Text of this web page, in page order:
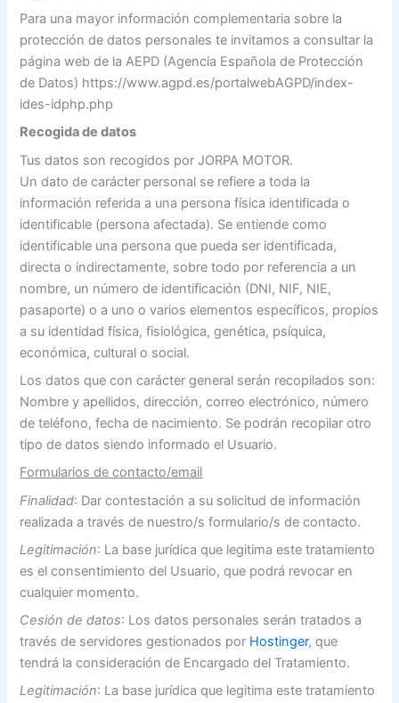
Para una mayor información complementaria sobre la
protección de datos personales te invitamos a consultar la
página web de la AEPD (Agencia Española de Protección
de Datos) https://www.agpd.es/portalwebAGPD/index-
ides-idphp.php
Recogida de datos
Tus datos son recogidos por JORPA MOTOR.
Un dato de carácter personal se refiere a toda la
información referida a una persona física identificada o
identificable (persona afectada). Se entiende como
identificable una persona que pueda ser identificada,
directa o indirectamente, sobre todo por referencia a un
nombre, un número de identificación (DNI, NIF, NIE,
pasaporte) o a uno o varios elementos específicos, propios
a su identidad física, fisiológica, genética, psíquica,
económica, cultural o social.
Los datos que con carácter general serán recopilados son:
Nombre y apellidos, dirección, correo electrónico, número
de teléfono, fecha de nacimiento. Se podrán recopilar otro
tipo de datos siendo informado el Usuario.
Formularios de contacto/email
Finalidad: Dar contestación a su solicitud de información
realizada a través de nuestro/s formulario/s de contacto.
Legitimación: La base jurídica que legitima este tratamiento
es el consentimiento del Usuario, que podrá revocar en
cualquier momento.
Cesión de datos: Los datos personales serán tratados a
través de servidores gestionados por Hostinger, que
tendrá la consideración de Encargado del Tratamiento.
Legitimación: La base jurídica que legitima este tratamiento